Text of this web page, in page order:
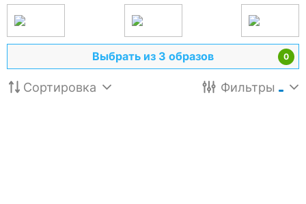
0
Выбрать из 3 образов
Сортировка Фильтры